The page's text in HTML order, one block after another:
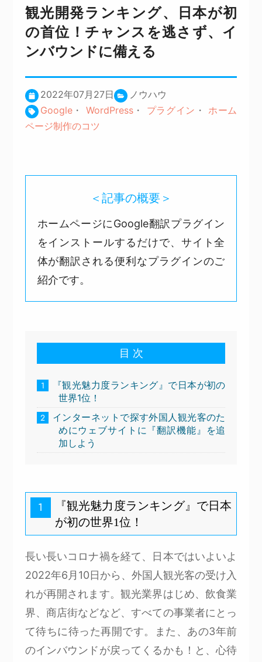
観光開発ランキング、日本が初
の首位！チャンスを逃さず、イ
ンバウンドに備える
2022年07月27日
ノウハウ
Google・ WordPress・ プラグイン ・ ホーム
ページ制作のコツ
＜記事の概要＞
ホームページにGoogle翻訳プラグイン
をインストールするだけで、サイト全
体が翻訳される便利なプラグインのご
紹介です。
目 次
1
『観光魅力度ランキング』で日本が初の
世界1位！
2
インターネットで探す外国人観光客のた
めにウェブサイトに『翻訳機能』を追
加しよう
1
『観光魅力度ランキング』で日本
が初の世界1位！
長い長いコロナ禍を経て、日本ではいよいよ
2022年6月10日から、外国人観光客の受け入
れが再開されます。観光業界はじめ、飲食業
界、商店街などなど、すべての事業者にとっ
て待ちに待った再開です。また、あの3年前
のインバウンドが戻ってくるかも！と、心待